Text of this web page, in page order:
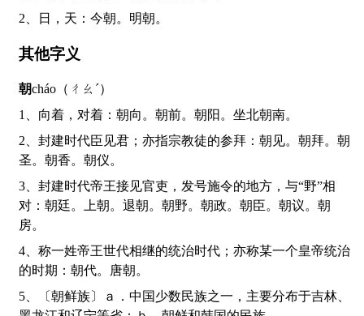
2、日，天：今朝。明朝。
其他字义
朝cháo（ㄔㄠˊ）
1、向着，对着：朝向。朝前。朝阳。坐北朝南。
2、封建时代臣见君；亦指宗教徒的参拜：朝见。朝拜。朝
圣。朝香。朝仪。
3、封建时代帝王接见官吏，发号施令的地方，与“野”相
对：朝廷。上朝。退朝。朝野。朝政。朝臣。朝议。朝
房。
4、称一姓帝王世代相继的统治时代；亦称某一个皇帝统治
的时期：朝代。唐朝。
5、〔朝鲜族〕ａ．中国少数民族之一，主要分布于吉林、